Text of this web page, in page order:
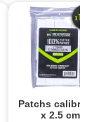
Patchs calibre
x 2.5 cm